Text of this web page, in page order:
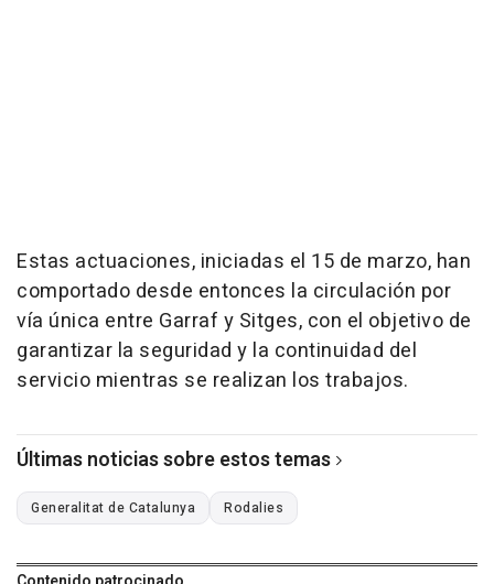
Estas actuaciones, iniciadas el 15 de marzo, han
comportado desde entonces la circulación por
vía única entre Garraf y Sitges, con el objetivo de
garantizar la seguridad y la continuidad del
servicio mientras se realizan los trabajos.
Últimas noticias sobre estos temas
Generalitat de Catalunya Rodalies